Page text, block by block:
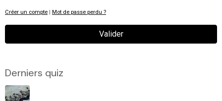
Créer un compte Mot de passe perdu ?
Valider
Derniers quiz